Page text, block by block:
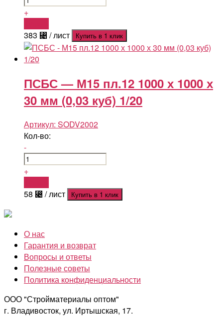
+
383 ⃄ / лист Купить в 1 клик
ПСБС — М15 пл.12 1000 х 1000 х
30 мм (0,03 куб) 1/20
Артикул: SODV2002
Кол-во:
-
+
58 ⃄ / лист Купить в 1 клик
О нас
Гарантия и возврат
Вопросы и ответы
Полезные советы
Политика конфиденциальности
ООО "Стройматериалы оптом"
г. Владивосток, ул. Иртышская, 17.